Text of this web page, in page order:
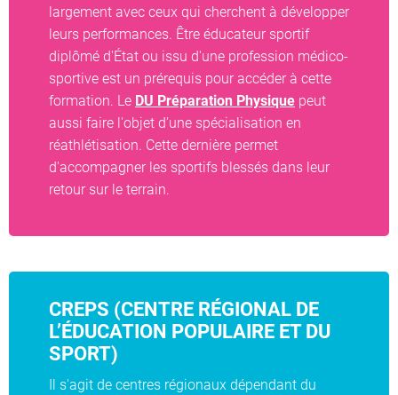
largement avec ceux qui cherchent à développer
leurs performances. Être éducateur sportif
diplômé d'État ou issu d'une profession médico-
sportive est un prérequis pour accéder à cette
formation. Le DU Préparation Physique peut
aussi faire l'objet d'une spécialisation en
réathlétisation. Cette dernière permet
d'accompagner les sportifs blessés dans leur
retour sur le terrain.
CREPS (CENTRE RÉGIONAL DE
L’ÉDUCATION POPULAIRE ET DU
SPORT)
Il s'agit de centres régionaux dépendant du